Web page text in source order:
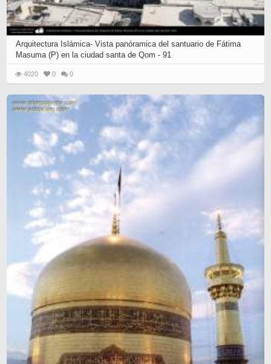
Arquitectura Islámica- Vista panóramica del santuario de Fátima
Masuma (P) en la ciudad santa de Qom - 91
4020 0 0